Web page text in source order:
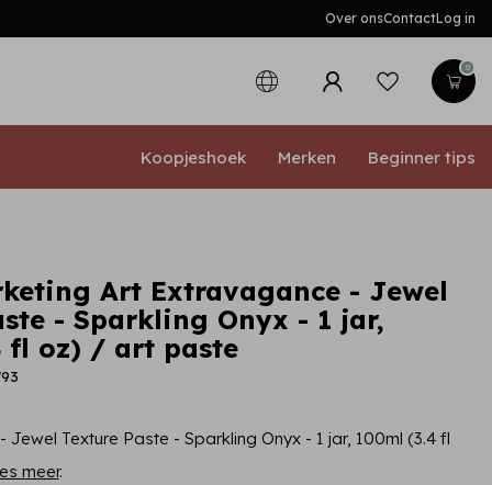
Over onsContactLog in
0
Koopjeshoek Merken Beginner tips
Art Extravagance - Jewel
- Sparkling Onyx - 1 jar,
fl oz) / art paste
Jewel Texture Paste - Sparkling Onyx - 1 jar, 100ml (3.4 fl
meer.